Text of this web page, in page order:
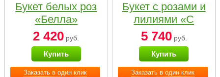
Заказать в один клик
Букет белых роз
«Белла»
2 420 руб.
Купить
Заказать в один клик
Букет с розами и
лилиями «С
наилучшими
пожеланиями»
5 740руб.
Купить